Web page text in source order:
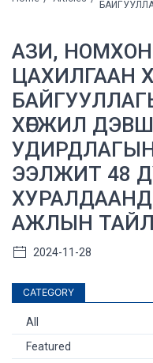
АЗИ,
ЦАХИЛГААН
ХӨГЖИЛ
ЭЭЛЖИТ 48
АЖЛЫН
2024-11-28
CATEGORY
All
Featured